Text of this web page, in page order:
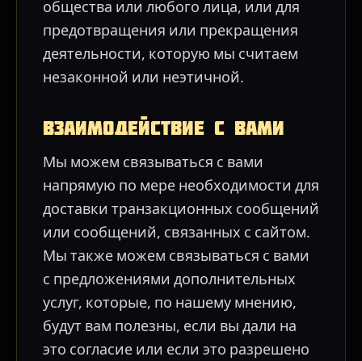
общества или любого лица, или для
предотвращения или прекращения
деятельности, которую мы считаем
незаконной или неэтичной.
Взаимодействие с вами
Мы можем связываться с вами
напрямую по мере необходимости для
доставки транзакционных сообщений
или сообщений, связанных с сайтом.
Мы также можем связываться с вами
с предложениями дополнительных
услуг, которые, по нашему мнению,
будут вам полезны, если вы дали на
это согласие или если это разрешено